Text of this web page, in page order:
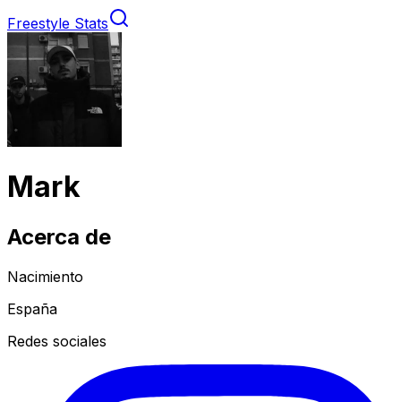
Freestyle Stats
Mark
Acerca de
Nacimiento
España
Redes sociales